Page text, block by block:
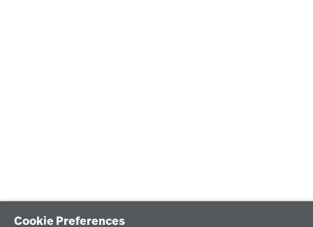
Cookie Preferences